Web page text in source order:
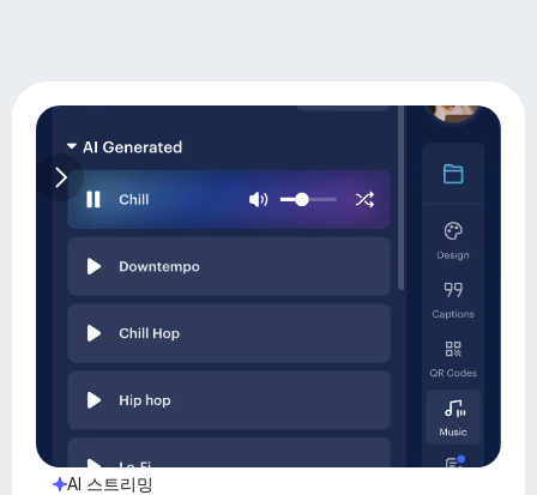
AI 스트리밍